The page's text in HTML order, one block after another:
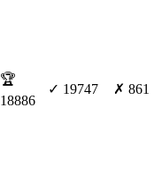
🏆
18886
✓ 19747 ✗ 861